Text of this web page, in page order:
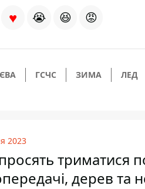
♥ 😭 😆 😡
ГСЧС ЗИМА ЛЕД
2023
триматися
дерев та